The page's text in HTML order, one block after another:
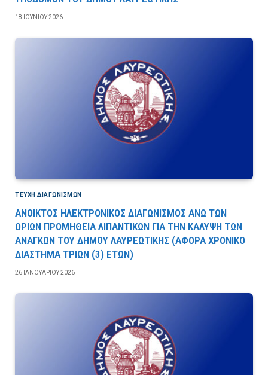
18 ΙΟΥΝΊΟΥ 2026
ΤΕΎΧΗ ΔΙΑΓΩΝΙΣΜΏΝ
ΑΝΟΙΚΤΟΣ ΗΛΕΚΤΡΟΝΙΚΟΣ ΔΙΑΓΩΝΙΣΜΟΣ ΑΝΩ ΤΩΝ
ΟΡΙΩΝ ΠΡΟΜΗΘΕΙΑ ΛΙΠΑΝΤΙΚΩΝ ΓΙΑ ΤΗΝ ΚΑΛΥΨΗ ΤΩΝ
ΑΝΑΓΚΩΝ ΤΟΥ ΔΗΜΟΥ ΛΑΥΡΕΩΤΙΚΗΣ (ΑΦΟΡΑ ΧΡΟΝΙΚΟ
ΔΙΑΣΤΗΜΑ ΤΡΙΩΝ (3) ΕΤΩΝ)
26 ΙΑΝΟΥΑΡΊΟΥ 2026